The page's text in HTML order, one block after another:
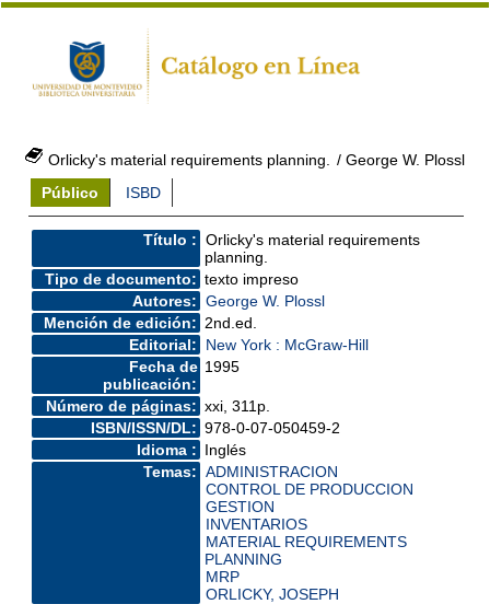
Orlicky's material requirements planning.
/ George W. Plossl
Público
ISBD
Título : Orlicky's material requirements
planning.
Tipo de documento: texto impreso
Autores: George W. Plossl
Mención de edición: 2nd.ed.
Editorial:
New York : McGraw-Hill
Fecha de
publicación:
1995
Número de páginas: xxi, 311p.
ISBN/ISSN/DL: 978-0-07-050459-2
Idioma : Inglés
Temas: ADMINISTRACION
CONTROL DE PRODUCCION
GESTION
INVENTARIOS
MATERIAL REQUIREMENTS
PLANNING
MRP
ORLICKY, JOSEPH